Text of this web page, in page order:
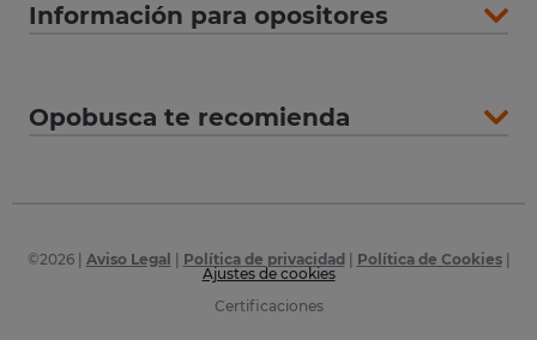
Información para opositores
Opobusca te recomienda
©2026| Aviso Legal Política de privacidad Política de Cookies|
Ajustes de cookies
Certificaciones